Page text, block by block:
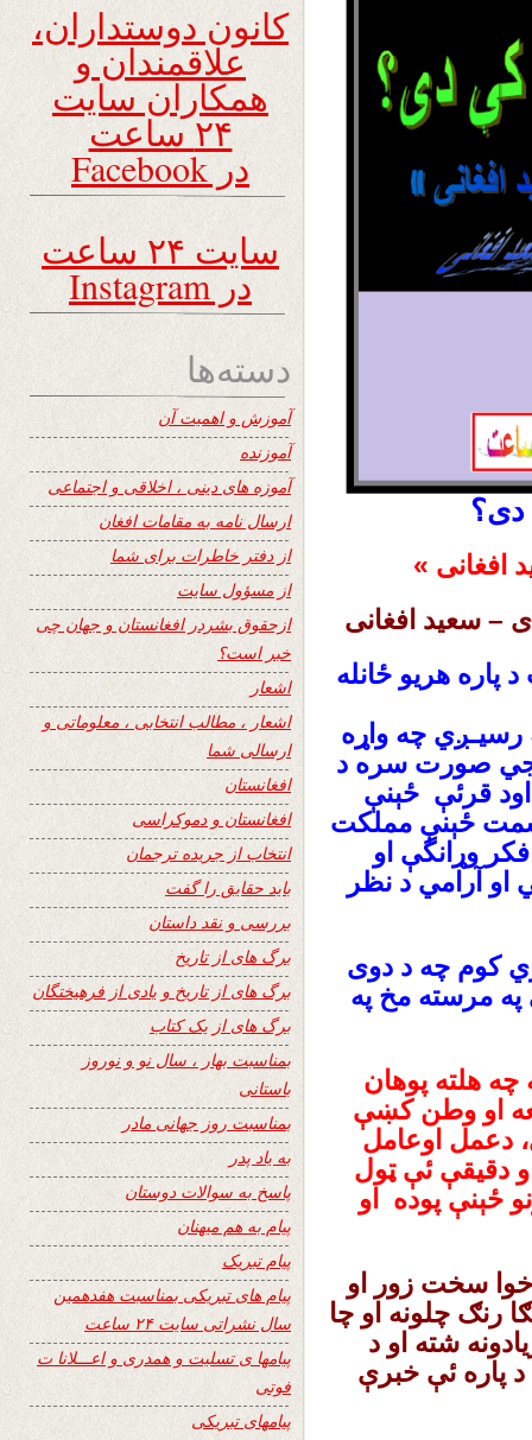
دی؟
افغانی »
– سعید افغانی
هریو ځانله
رسیـږي چه واړه
صورت سره د
قرئې ځېنې
سمت ځېنې مملکت
وړانگې او
او آرامي د نظر
کوم چه د دوی
مرسته مخ په
چه هلته پوهان
او وطن کښې
دعمل اوعامل
دقیقې ئې ټول
ځېنې پوده او
سخت زور او
چلونه او چا
شته او د
پاره ئې خبرې
کانون دوستداران،
علاقمندان و
همکاران سایت
۲۴ ساعت
در Facebook
سایت ۲۴ ساعت
در Instagram
دسته‌ها
آموزش و اهمیت آن
آموزنده
آموزه های دینی ، اخلاقی و اجتماعی
ارسال نامه به مقامات افغان
از دفتر خاطرات برای شما
از مسؤول سایت
ازحقوق بشردر افغانستان و جهان چی
خبر است؟
اشعار
اشعار ، مطالب انتخابی ، معلوماتی و
ارسالی شما
افغانستان
افغانستان و دموکراسی
انتخاب از جریده ترجمان
باید حقایق را گفت
بررسی و نقد داستان
برگ های از تاریخ
برگ های از تاریخ و یادی از فرهیختگان
برگ های از یک کتاب
بمناسبت بهار ، سال نو و نوروز
باستانی
بمناسبت روز جهانی مادر
به یاد پدر
پاسخ به سوالات دوستان
پیام به هم میهنان
پیام تبریک
پیام های تبریکی بمناسبت هفدهمین
سال نشراتی سایت ۲۴ ساعت
پیامها ی تسلیت و همدری و اعـــلانا ت
فوتی
پیامهای تبریکی